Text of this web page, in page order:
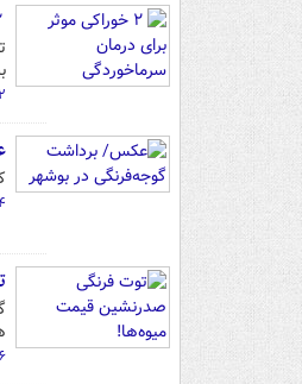
۲ بهمن ۰۱ - ۰۴:۳۰
۲۴
۶ دی ۰۱ - ۱۲:۱۵